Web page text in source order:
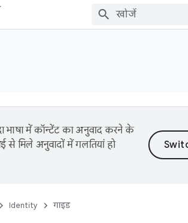
में कॉन्टेंट का अनुवाद करने के
मिले अनुवादों में गलतियां हो
Identity गाइड